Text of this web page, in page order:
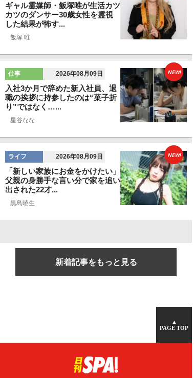
ギャル霊媒師・飯塚唯が生活カツ
カツのダンサー30歳女性を霊視
した結果が怖す...
飯塚 唯
仕事 2026年08月09日
入社3か月で辞めた新入社員、退
職の挨拶に持参したのは“菓子折
り”ではなく…...
星谷なな
NEW!
ライフ 2026年08月09日
「新しい家族にお金をかけたい」
父親の身勝手な言い分で家を追い
出された22才...
黒島暁生
NEW!
新着記事をもっと見る
▲
PAGE TOP